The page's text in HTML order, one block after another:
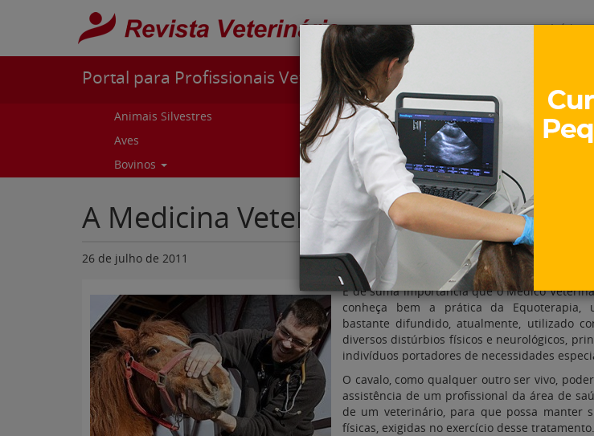
Pular para o conteúdo
Início
Portal para Profissionais Veterinários
Animais Silvestres
Aves
Bovinos
Caprinos e ovinos
Curiosidades
Cursos e Eventos
A Medicina Veterinária e a
26 de julho de 2011
É de suma importância que o Médico
conheça bem a prática da Equoterapia,
bastante difundido, atualmente, utilizado
diversos distúrbios físicos e neurológicos,
indivíduos portadores de necessidades
O cavalo, como qualquer outro ser vivo,
assistência de um profissional da área de
de um veterinário, para que possa manter
físicas, exigidas no exercício desse tratamento.